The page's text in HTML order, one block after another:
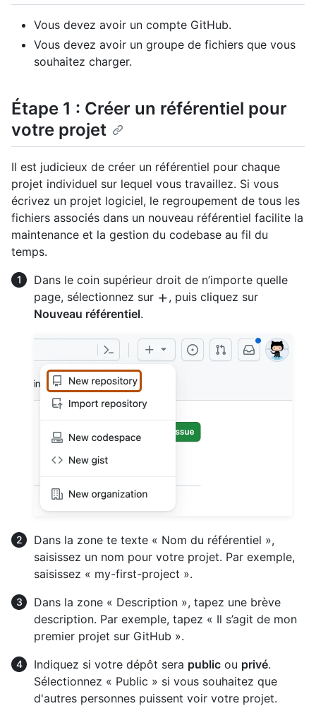
Vous devez avoir un compte GitHub.
Vous devez avoir un groupe de fichiers que vous
souhaitez charger.
Étape 1 : Créer un référentiel pour
votre projet
Il est judicieux de créer un référentiel pour chaque
projet individuel sur lequel vous travaillez. Si vous
écrivez un projet logiciel, le regroupement de tous les
fichiers associés dans un nouveau référentiel facilite la
maintenance et la gestion du codebase au fil du
temps.
Dans le coin supérieur droit de n’importe quelle
page, sélectionnez sur
, puis cliquez sur
Nouveau référentiel.
Dans la zone te texte « Nom du référentiel »,
saisissez un nom pour votre projet. Par exemple,
saisissez « my-first-project ».
Dans la zone « Description », tapez une brève
description. Par exemple, tapez « Il s’agit de mon
premier projet sur GitHub ».
Indiquez si votre dépôt sera public ou privé.
Sélectionnez « Public » si vous souhaitez que
d'autres personnes puissent voir votre projet.